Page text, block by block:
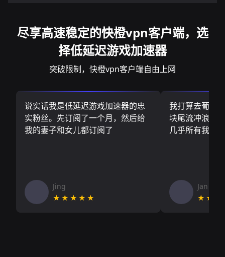
尽享高速稳定的快橙vpn客户端，选
择低延迟游戏加速器
突破限制，快橙vpn客户端自由上网
说实话我是低延迟游戏加速器的忠
实粉丝。先订阅了一个月，然后给
我的妻子和女儿都订阅了
Jing
★★★★★
我打算去葡萄
块尾流冲浪板
几乎所有我需
Jan V